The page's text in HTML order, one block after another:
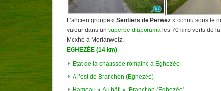
L’ancien groupe « Sentiers de Perwez » connu sous le
valeur dans un superbe diaporama les 70 kms verts de
Moxhe à Morlanwelz.
EGHEZÉE (14 km)
Etat de la chaussée romaine à Eghezée
A l’est de Branchon (Eghezée)
Hameau « Au bâti », Branchon (Eghezée)